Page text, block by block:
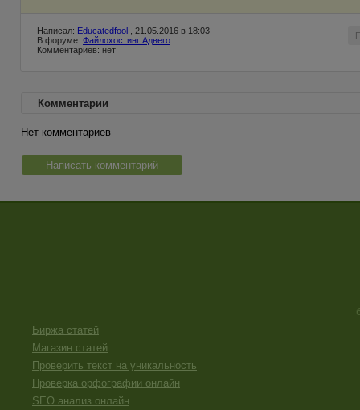
Написал: Educatedfool , 21.05.2016 в 18:03
В форуме: Файлохостинг Адвего
Комментариев: нет
Комментарии
Нет комментариев
Написать комментарий
Биржа статей
Магазин статей
Проверить текст на уникальность
Проверка орфографии онлайн
SEO анализ онлайн